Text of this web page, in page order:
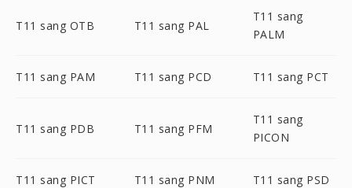
T11 sang OTB T11 sang PAL
T11 sang
PALM
T11 sang PAM T11 sang PCD T11 sang PCT
T11 sang PDB T11 sang PFM
T11 sang
PICON
T11 sang PICT T11 sang PNM T11 sang PSD